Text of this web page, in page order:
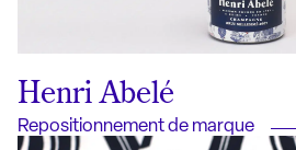
Henri Abelé
Repositionnement de marque